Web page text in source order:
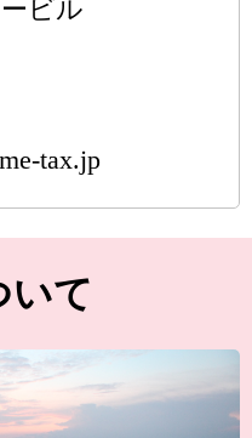
ビル
tax.jp
いて